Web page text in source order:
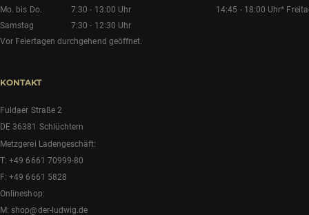
Mo. bis Do. 7:30 - 13:00 Uhr 14:45 - 18:00 Uhr*
Samstag
7:30 - 12:30 Uhr
Vor Feiertagen durchgehend geöffnet.
KONTAKT
Fuldaer Straße 2
DE 36381 Schlüchtern
Metzgerei Ladengeschäft:
T:+49 6661 70999-80
F: +49 6661 5828
Onlineshop:
M:shop@der-ludwig.de